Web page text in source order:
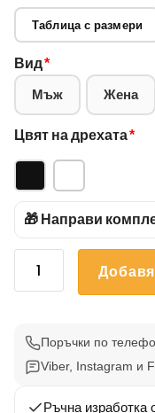
Таблица с размери
Вид*
Мъж Жена
Цвят на дрехата*
🎁 Направи
количество
Към
Наградата
Поръчки по
Viber, Instagram и
Ръчна изработка